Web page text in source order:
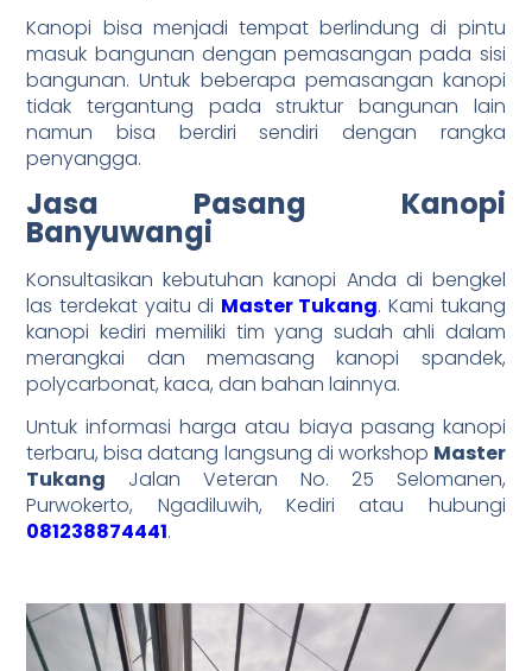
Kanopi bisa menjadi tempat berlindung di pintu
masuk bangunan dengan pemasangan pada sisi
bangunan. Untuk beberapa pemasangan kanopi
tidak tergantung pada struktur bangunan lain
namun bisa berdiri sendiri dengan rangka
penyangga.
Jasa Pasang Kanopi
Banyuwangi
Konsultasikan kebutuhan kanopi Anda di bengkel
las terdekat yaitu di Master Tukang. Kami tukang
kanopi kediri memiliki tim yang sudah ahli dalam
merangkai dan memasang kanopi spandek,
polycarbonat, kaca, dan bahan lainnya.
Untuk informasi harga atau biaya pasang kanopi
terbaru, bisa datang langsung di workshop Master
Tukang Jalan Veteran No. 25 Selomanen,
Purwokerto, Ngadiluwih, Kediri atau hubungi
081238874441.